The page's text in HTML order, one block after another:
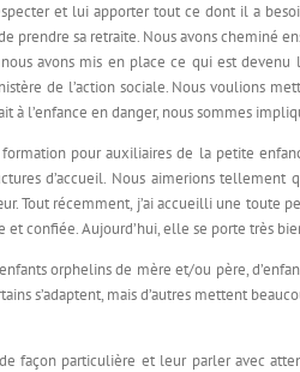
et lui apporter tout ce dont il a
prendre sa retraite. Nous avons cheminé
avons mis en place ce qui est devenu
de l’action sociale. Nous voulions
à l’enfance en danger, nous sommes
pour auxiliaires de la petite
d’accueil. Nous aimerions
Tout récemment, j’ai accueilli une toute
et confiée. Aujourd’hui, elle se porte très
orphelins de mère et/ou père,
s’adaptent, mais d’autres mettent
façon particulière et leur parler avec